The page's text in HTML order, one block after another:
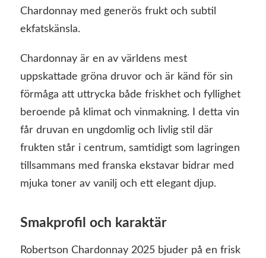
Chardonnay med generös frukt och subtil
ekfatskänsla.
Chardonnay är en av världens mest
uppskattade gröna druvor och är känd för sin
förmåga att uttrycka både friskhet och fyllighet
beroende på klimat och vinmakning. I detta vin
får druvan en ungdomlig och livlig stil där
frukten står i centrum, samtidigt som lagringen
tillsammans med franska ekstavar bidrar med
mjuka toner av vanilj och ett elegant djup.
Smakprofil och karaktär
Robertson Chardonnay 2025 bjuder på en frisk